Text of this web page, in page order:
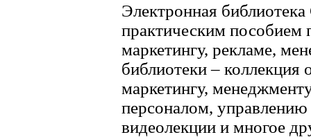
Электронная
практическим пособием
маркетингу, рекламе,
библиотеки –
маркетингу,
персоналом,
видеолекции и многое